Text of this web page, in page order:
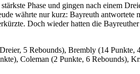
Phase und gingen nach einem
währte nur kurz: Bayreuth
Doch wieder hatten die
5 Rebounds), Brembly (14
Coleman (2 Punkte, 6 Rebounds),